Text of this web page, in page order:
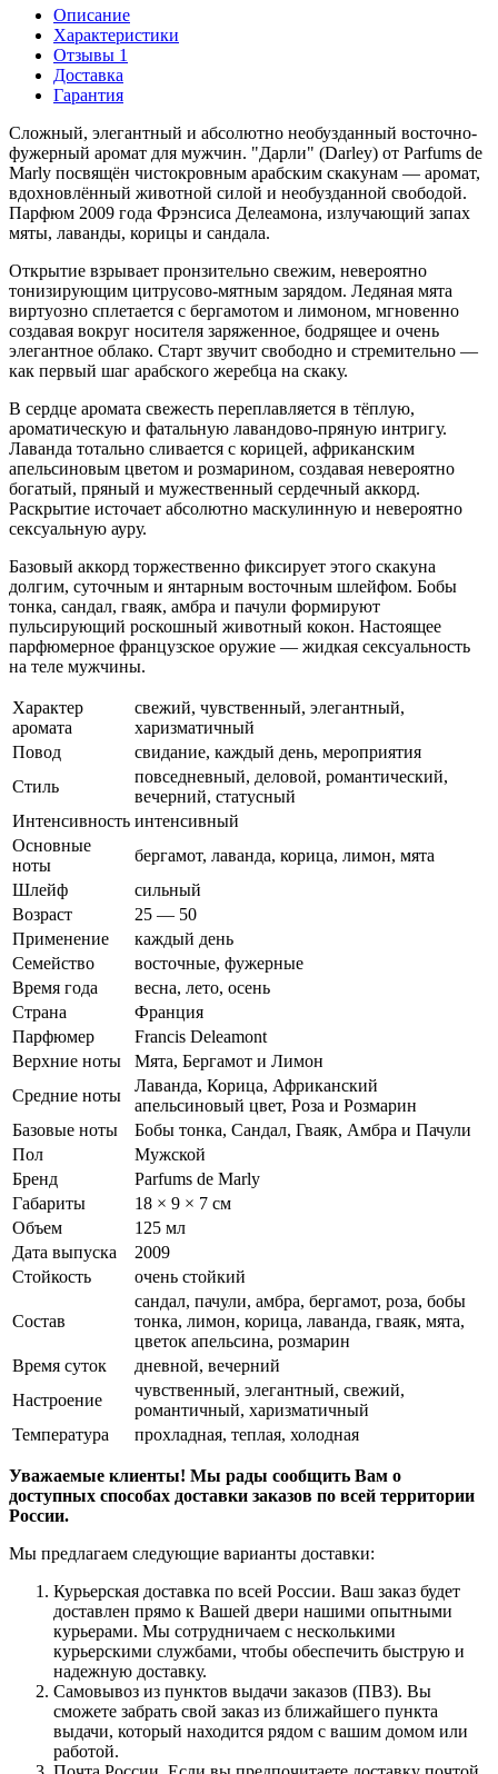
Описание
Характеристики
Отзывы 1
Доставка
Гарантия
Сложный, элегантный и абсолютно необузданный восточно-
фужерный аромат для мужчин. "Дарли" (Darley) от Parfums de
Marly посвящён чистокровным арабским скакунам — аромат,
вдохновлённый животной силой и необузданной свободой.
Парфюм 2009 года Фрэнсиса Делеамона, излучающий запах
мяты, лаванды, корицы и сандала.
Открытие взрывает пронзительно свежим, невероятно
тонизирующим цитрусово-мятным зарядом. Ледяная мята
виртуозно сплетается с бергамотом и лимоном, мгновенно
создавая вокруг носителя заряженное, бодрящее и очень
элегантное облако. Старт звучит свободно и стремительно —
как первый шаг арабского жеребца на скаку.
В сердце аромата свежесть переплавляется в тёплую,
ароматическую и фатальную лавандово-пряную интригу.
Лаванда тотально сливается с корицей, африканским
апельсиновым цветом и розмарином, создавая невероятно
богатый, пряный и мужественный сердечный аккорд.
Раскрытие источает абсолютно маскулинную и невероятно
сексуальную ауру.
Базовый аккорд торжественно фиксирует этого скакуна
долгим, суточным и янтарным восточным шлейфом. Бобы
тонка, сандал, гваяк, амбра и пачули формируют
пульсирующий роскошный животный кокон. Настоящее
парфюмерное французское оружие — жидкая сексуальность
на теле мужчины.
Характер
аромата
свежий, чувственный, элегантный,
харизматичный
Повод
свидание, каждый день, мероприятия
Стиль
повседневный, деловой, романтический,
вечерний, статусный
Интенсивность интенсивный
Основные
ноты
бергамот, лаванда, корица, лимон, мята
Шлейф
сильный
Возраст
25 — 50
Применение
каждый день
Семейство
восточные, фужерные
Время года
весна, лето, осень
Страна
Франция
Парфюмер
Francis Deleamont
Верхние ноты
Мята, Бергамот и Лимон
Средние ноты
Лаванда, Корица, Африканский
апельсиновый цвет, Роза и Розмарин
Базовые ноты
Бобы тонка, Сандал, Гваяк, Амбра и Пачули
Пол
Мужской
Бренд
Parfums de Marly
Габариты
18 × 9 × 7 см
Объем
125 мл
Дата выпуска
2009
Стойкость
очень стойкий
Состав
сандал, пачули, амбра, бергамот, роза, бобы
тонка, лимон, корица, лаванда, гваяк, мята,
цветок апельсина, розмарин
Время суток
дневной, вечерний
Настроение
чувственный, элегантный, свежий,
романтичный, харизматичный
Температура
прохладная, теплая, холодная
Уважаемые клиенты! Мы рады сообщить Вам о
доступных способах доставки заказов по всей территории
России.
Мы предлагаем следующие варианты доставки:
Курьерская доставка по всей России. Ваш заказ будет
доставлен прямо к Вашей двери нашими опытными
курьерами. Мы сотрудничаем с несколькими
курьерскими службами, чтобы обеспечить быструю и
надежную доставку.
Самовывоз из пунктов выдачи заказов (ПВЗ). Вы
сможете забрать свой заказ из ближайшего пункта
выдачи, который находится рядом с вашим домом или
работой.